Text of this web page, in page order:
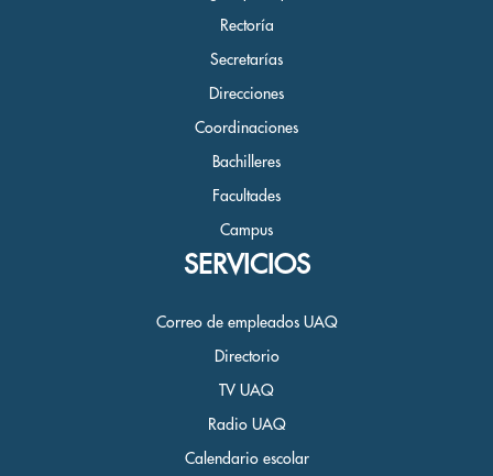
Rectoría
Secretarías
Direcciones
Coordinaciones
Bachilleres
Facultades
Campus
SERVICIOS
Correo de empleados UAQ
Directorio
TV UAQ
Radio UAQ
Calendario escolar